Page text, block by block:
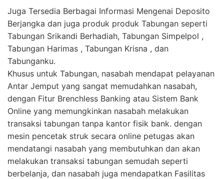
Juga Tersedia Berbagai Informasi Mengenai Deposito
Berjangka dan juga produk produk Tabungan seperti
Tabungan Srikandi Berhadiah, Tabungan Simpelpol ,
Tabungan Harimas , Tabungan Krisna , dan
Tabunganku.
Khusus untuk Tabungan, nasabah mendapat pelayanan
Antar Jemput yang sangat memudahkan nasabah,
dengan Fitur Brenchless Banking atau Sistem Bank
Online yang memungkinkan nasabah melakukan
transaksi tabungan tanpa kantor fisik bank. dengan
mesin pencetak struk secara online petugas akan
mendatangi nasabah yang membutuhkan dan akan
melakukan transaksi tabungan semudah seperti
berbelanja, dan nasabah juga mendapatkan Fasilitas